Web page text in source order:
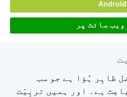
Android
ویب سائٹ پر
ظاہِر ہُؤا ہے جو سب
ہے۔ اور ہمیں تربِیّت